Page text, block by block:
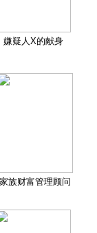
嫌疑人X的献身
家族财富管理顾问